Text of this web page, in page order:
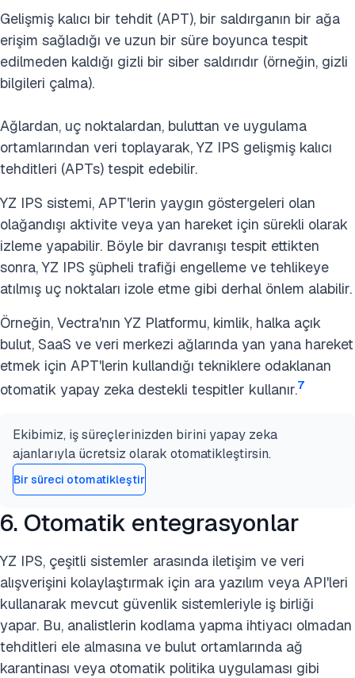
Gelişmiş kalıcı bir tehdit (APT), bir saldırganın bir ağa
erişim sağladığı ve uzun bir süre boyunca tespit
edilmeden kaldığı gizli bir siber saldırıdır (örneğin, gizli
bilgileri çalma).
Ağlardan, uç noktalardan, buluttan ve uygulama
ortamlarından veri toplayarak, YZ IPS gelişmiş kalıcı
tehditleri (APTs) tespit edebilir.
YZ IPS sistemi, APT'lerin yaygın göstergeleri olan
olağandışı aktivite veya yan hareket için sürekli olarak
izleme yapabilir. Böyle bir davranışı tespit ettikten
sonra, YZ IPS şüpheli trafiği engelleme ve tehlikeye
atılmış uç noktaları izole etme gibi derhal önlem alabilir.
Örneğin, Vectra'nın YZ Platformu, kimlik, halka açık
bulut, SaaS ve veri merkezi ağlarında yan yana hareket
etmek için APT'lerin kullandığı tekniklere odaklanan
otomatik yapay zeka destekli tespitler kullanır.7
Ekibimiz, iş süreçlerinizden birini yapay zeka
ajanlarıyla ücretsiz olarak otomatikleştirsin.
Bir süreci otomatikleştir
6. Otomatik entegrasyonlar
YZ IPS, çeşitli sistemler arasında iletişim ve veri
alışverişini kolaylaştırmak için ara yazılım veya API'leri
kullanarak mevcut güvenlik sistemleriyle iş birliği
yapar. Bu, analistlerin kodlama yapma ihtiyacı olmadan
tehditleri ele almasına ve bulut ortamlarında ağ
karantinası veya otomatik politika uygulaması gibi